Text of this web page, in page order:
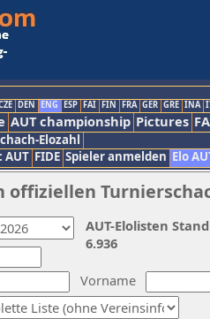
DEN ENG ESP FAI FIN FRA GER GRE INA
AUT championship Pictures
Elozahl
AUT FIDE Spieler anmelden Elo
Vorname
AUT-Elolisten
6.936